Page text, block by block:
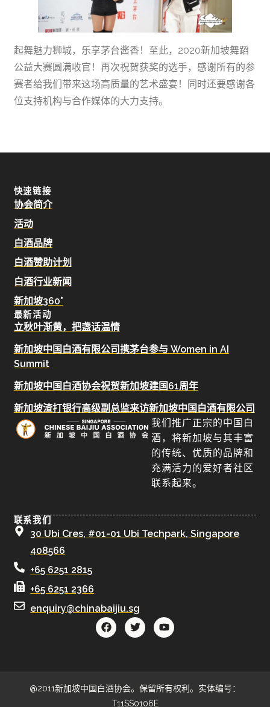
起舞魅力狮城，乐享茅台酱香！至此，2020新加坡舞蹈
公益大赛圆满收官！再次祝贺获奖的选手，感谢所有的参
赛者给我们带来这场高质量的艺术盛宴！同时还要感谢各
位支持机构与合作媒体的大力支持。
快速链接
协会简介
活动
白酒品牌
白酒赞助计划
白酒行业新闻
新加坡360°
最新活动
立秋叶渐黄，把盏话温情
新加坡中国白酒有限公司携茅台参与 Women in AI
Summit
新加坡中国白酒协会祝贺新加坡建国61周年
新加坡渣打银行高级副总监来访新加坡中国白酒有限公司
我们推广正宗的中国白
酒，将新加坡与其丰富
的传统、优质的品牌和
充满活力的爱好者社区
联系起来。
联系我们
30 Ubi Cres, #01-01 Ubi Techpark, Singapore
408566
+65 6251 2815
+65 6251 2366
enquiry@chinabaijiu.sg
@2011新加坡中国白酒协会。保留所有权利。实体编号：
T11SS0106E